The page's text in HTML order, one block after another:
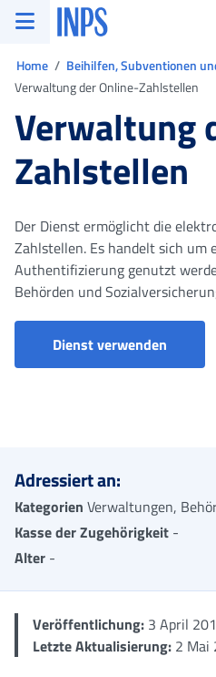
Zum Hauptmenü
Zum Hauptinhalt springen
Zu der Fußzeile
INPS ()
Home
Beihilfen, Subventionen
Verwaltung der Online-Zahlstellen
Verwaltung
Zahlstellen
Der Dienst ermöglicht die
Zahlstellen. Es handelt sich um
Authentifizierung genutzt
Behörden und
Dienst verwenden
Adressiert an:
Kategorien Verwaltungen,
Kasse der Zugehörigkeit -
Alter -
Veröffentlichung: 3 April
Letzte Aktualisierung: 2 Mai